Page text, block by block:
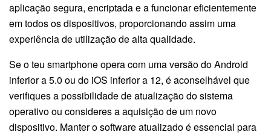
aplicação segura, encriptada e a funcionar eficientemente
em todos os dispositivos, proporcionando assim uma
experiência de utilização de alta qualidade.
Se o teu smartphone opera com uma versão do Android
inferior a 5.0 ou do iOS inferior a 12, é aconselhável que
verifiques a possibilidade de atualização do sistema
operativo ou consideres a aquisição de um novo
dispositivo. Manter o software atualizado é essencial para